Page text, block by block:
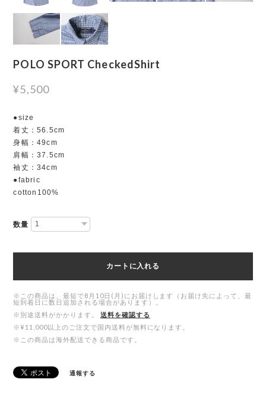
POLO SPORT CheckedShirt
¥5,500
●size
着丈：56.5cm
身幅：49cm
肩幅：37.5cm
袖丈：34cm
●fabric
cotton100%
数量
カートに入れる
※この商品は、最短で8月10日(月)にお届けします（お届け先によって、最
短到着日に数日追加される場合があります）。
※別途送料がかかります。
送料を確認する
※¥11,000以上のご注文で国内送料が無料になります。
※この商品は海外配送できる商品です。
通報する